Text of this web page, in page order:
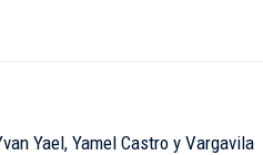
Yael, Yamel Castro y Vargavila